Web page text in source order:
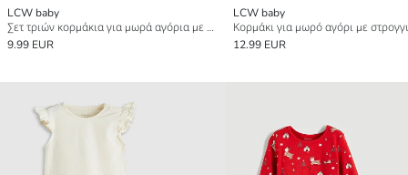
LCW baby
Σετ τριών κορμάκια για μωρά αγόρια με σχέδιο ελεφαντάκι.
9.99 EUR
LCW baby
12.99 EUR